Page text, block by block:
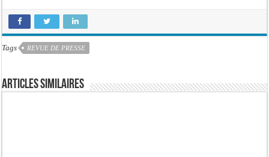
Tags REVUE DE PRESSE
Articles similaires